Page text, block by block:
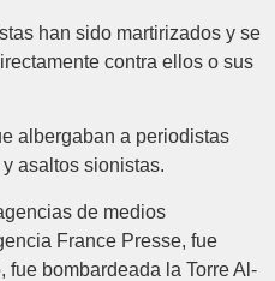
han sido martirizados y se
contra ellos o sus
albergaban a periodistas
asaltos sionistas.
de medios
France Presse, fue
fue bombardeada la Torre Al-